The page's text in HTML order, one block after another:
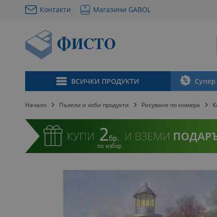
Контакти Магазини GABOL
към
съдържанието
ВСИЧКИ ПРОДУКТИ
Начало Пъзели и хоби продукти Рисуване по номера